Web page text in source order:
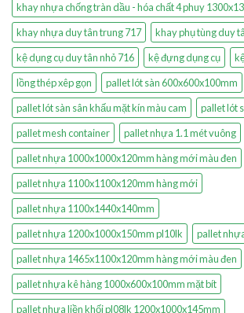
khay nhựa chống tràn dầu - hóa chất 4 phuy
khay nhựa duy tân trung 717
khay phụ tùng duy
kệ dụng cụ duy tân nhỏ 716
kệ đựng dụng cụ
lồng thép xêp gọn
pallet lót sàn 600x600x100mm
pallet lót sàn sân khấu mặt kín màu cam
pallet lót
pallet mesh container
pallet nhựa 1.1 mét vuông
pallet nhựa 1000x1000x120mm hàng mới màu đen
pallet nhựa 1100x1100x120mm hàng mới
pallet nhựa 1100x1440x140mm
pallet nhựa 1200x1000x150mm pl10lk
pallet
pallet nhựa 1465x1100x120mm hàng mới màu đen
pallet nhựa kê hàng 1000x600x100mm mặt bít
pallet nhựa liền khối pl08lk 1200x1000x145mm